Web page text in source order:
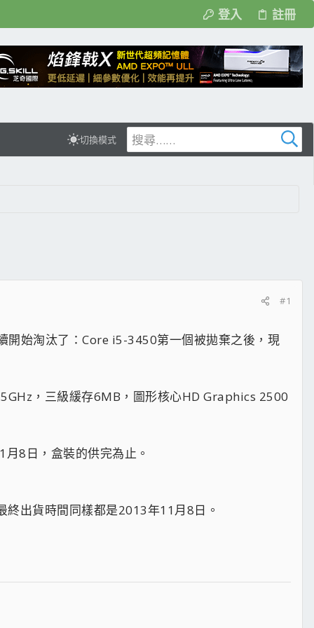
登入 註冊
切換模式
#1
始淘汰了：Core i5-3450第一個被拋棄之後，現
，三級緩存6MB，圖形核心HD Graphics 2500
8日，盒裝的供完為止。
出貨時間同樣都是2013年11月8日。